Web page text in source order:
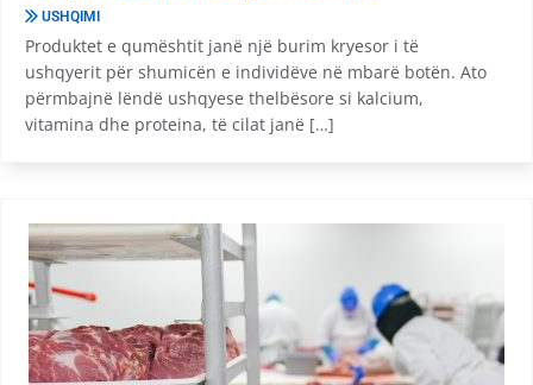
USHQIMI
Produktet e qumështit janë një burim kryesor i të
ushqyerit për shumicën e individëve në mbarë botën. Ato
përmbajnë lëndë ushqyese thelbësore si kalcium,
vitamina dhe proteina, të cilat janë […]